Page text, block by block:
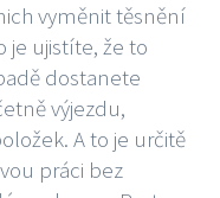
vyměnit těsnění
je ujistíte, že to
dostanete
výjezdu,
A to je určitě
práci bez